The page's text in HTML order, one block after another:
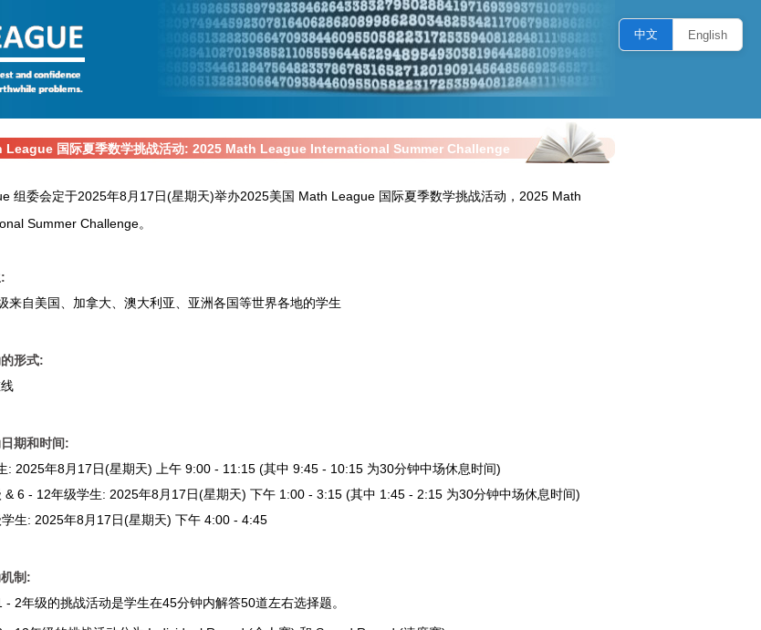
中文 English
League 国际夏季数学挑战活动: 2025 Math League International Summer Challenge
组委会定于2025年8月17日(星期天)举办2025美国 Math League 国际夏季数学挑战活动，2025 Math
Summer Challenge。
来自美国、加拿大、澳大利亚、亚洲各国等世界各地的学生
形式:
期和时间:
: 2025年8月17日(星期天) 上午 9:00 - 11:15 (其中 9:45 - 10:15 为30分钟中场休息时间)
& 6 - 12年级学生: 2025年8月17日(星期天) 下午 1:00 - 3:15 (其中 1:45 - 2:15 为30分钟中场休息时间)
生: 2025年8月17日(星期天) 下午 4:00 - 4:45
制:
- 2年级的挑战活动是学生在45分钟内解答50道左右选择题。